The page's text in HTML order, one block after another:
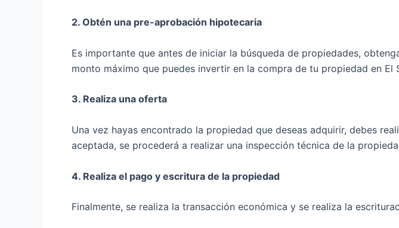
2. Obtén una pre-aprobación hipotecaria
Es importante que antes de iniciar la búsqueda de propiedades,
monto máximo que puedes invertir en la compra de tu propiedad en El
3. Realiza una oferta
Una vez hayas encontrado la propiedad que deseas adquirir, debes
aceptada, se procederá a realizar una inspección técnica de la
4. Realiza el pago y escritura de la propiedad
Finalmente, se realiza la transacción económica y se realiza la